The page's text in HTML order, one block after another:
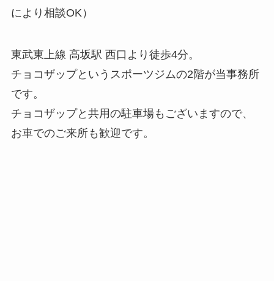
により相談OK）
東武東上線 高坂駅 西口より徒歩4分。
チョコザップというスポーツジムの2階が当事務所
です。
チョコザップと共用の駐車場もございますので、
お車でのご来所も歓迎です。